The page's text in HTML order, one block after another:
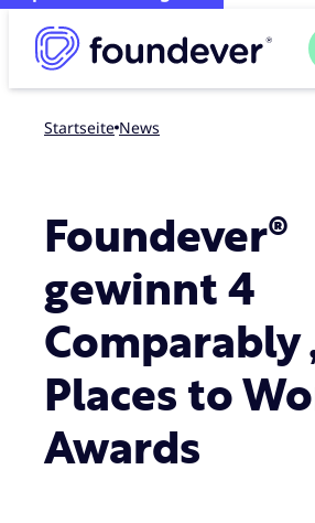
Startseite news
Foundever®
gewinnt 4
Comparably
Places to
Awards